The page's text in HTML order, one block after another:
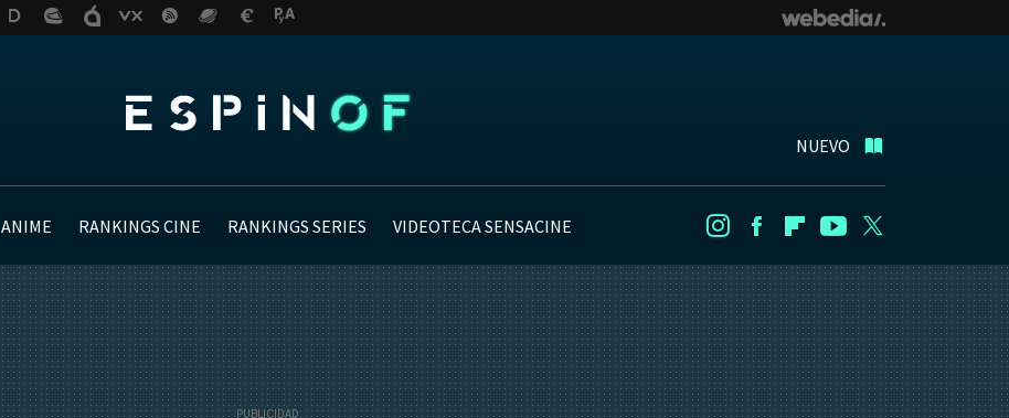
NUEVO
ANIME RANKINGS CINE RANKINGS SERIES VIDEOTECA SENSACINE InstagramFacebookFlipboard
Youtube